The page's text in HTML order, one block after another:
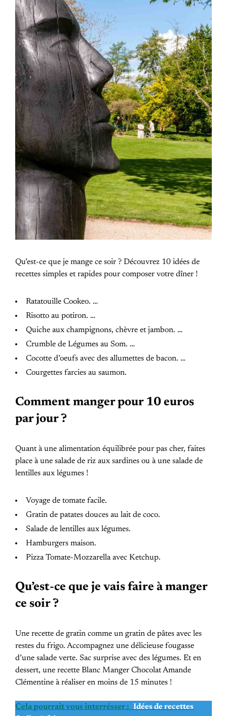
Qu’est-ce que je mange ce soir ? Découvrez 10 idées de
recettes simples et rapides pour composer votre dîner !
Ratatouille Cookeo. …
Risotto au potiron. …
Quiche aux champignons, chèvre et jambon. …
Crumble de Légumes au Som. …
Cocotte d’oeufs avec des allumettes de bacon. …
Courgettes farcies au saumon.
Comment manger pour 10 euros
par jour ?
Quant à une alimentation équilibrée pour pas cher, faites
place à une salade de riz aux sardines ou à une salade de
lentilles aux légumes !
Voyage de tomate facile.
Gratin de patates douces au lait de coco.
Salade de lentilles aux légumes.
Hamburgers maison.
Pizza Tomate-Mozzarella avec Ketchup.
Qu’est-ce que je vais faire à manger
ce soir ?
Une recette de gratin comme un gratin de pâtes avec les
restes du frigo. Accompagnez une délicieuse fougasse
d’une salade verte. Sac surprise avec des légumes. Et en
dessert, une recette Blanc Manger Chocolat Amande
Clémentine à réaliser en moins de 15 minutes !
Cela pourrait vous interrésser : Idées de recettes